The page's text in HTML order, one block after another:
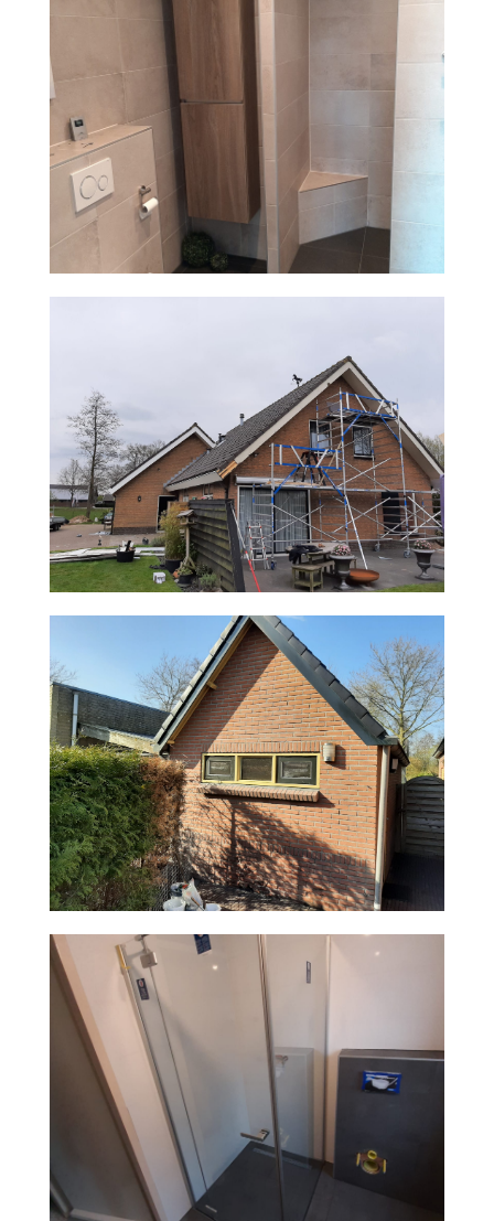
OVERSTEK VERVANGEN
GEVELRENOVATIE NA SCHADE
RENOVATIE BADKAMER
HOUTBOUW WINDSCHERM